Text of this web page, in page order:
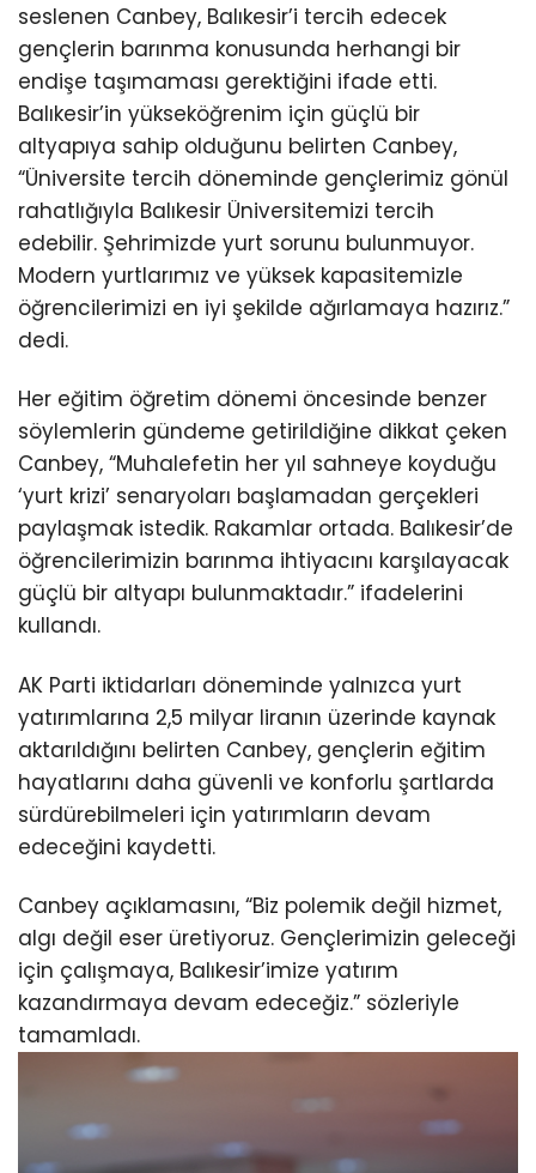
seslenen Canbey, Balıkesir’i tercih edecek
gençlerin barınma konusunda herhangi bir
endişe taşımaması gerektiğini ifade etti.
Balıkesir’in yükseköğrenim için güçlü bir
altyapıya sahip olduğunu belirten Canbey,
“Üniversite tercih döneminde gençlerimiz gönül
rahatlığıyla Balıkesir Üniversitemizi tercih
edebilir. Şehrimizde yurt sorunu bulunmuyor.
Modern yurtlarımız ve yüksek kapasitemizle
öğrencilerimizi en iyi şekilde ağırlamaya hazırız.”
dedi.
Her eğitim öğretim dönemi öncesinde benzer
söylemlerin gündeme getirildiğine dikkat çeken
Canbey, “Muhalefetin her yıl sahneye koyduğu
‘yurt krizi’ senaryoları başlamadan gerçekleri
paylaşmak istedik. Rakamlar ortada. Balıkesir’de
öğrencilerimizin barınma ihtiyacını karşılayacak
güçlü bir altyapı bulunmaktadır.” ifadelerini
kullandı.
AK Parti iktidarları döneminde yalnızca yurt
yatırımlarına 2,5 milyar liranın üzerinde kaynak
aktarıldığını belirten Canbey, gençlerin eğitim
hayatlarını daha güvenli ve konforlu şartlarda
sürdürebilmeleri için yatırımların devam
edeceğini kaydetti.
Canbey açıklamasını, “Biz polemik değil hizmet,
algı değil eser üretiyoruz. Gençlerimizin geleceği
için çalışmaya, Balıkesir’imize yatırım
kazandırmaya devam edeceğiz.” sözleriyle
tamamladı.